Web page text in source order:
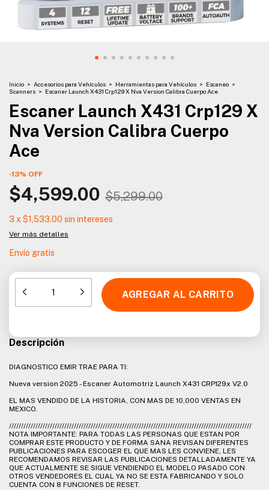
Inicio > Accesorios para Vehículos > Herramientas para Vehículos > Escaneo >
Scanners > Escaner Launch X431 Crp129 X Nva Version Calibra Cuerpo Ace
Escaner Launch X431 Crp129 X
Nva Version Calibra Cuerpo
Ace
-13% OFF
$4,599.00 $5,299.00
3 x $1,533.00 sin intereses
Ver más detalles
Envío gratis
Descripción
DIAGNOSTICO EMIR TRAE PARA TI:
Nueva version 2025 - Escaner Automotriz Launch X431 CRP129x V2.0
EL MAS VENDIDO DE LA HISTORIA, CON MAS DE 10,000 VENTAS EN
MEXICO.
/////////////////////////////////////////////////////////////////////////////////////////////////////
NOTA IMPORTANTE: PARA TODAS LAS PERSONAS QUE ESTAN POR
COMPRAR ESTE PRODUCTO Y DE FORMA SANA REVISAN DIFERENTES
PUBLICACIONES PARA ESCOGER EL QUE MAS LES CONVIENE, LES
RECOMENDAMOS REVISAR LAS PUBLICACIONES DETALLADAMENTE YA
QUE ACTUALMENTE SE SIGUE VENDIENDO EL MODELO PASADO CON
OTROS VENDEDORES EL CUAL YA NO SE ESTA FABRICANDO Y SOLO
CUENTA CON 8 FUNCIONES DE RESET.